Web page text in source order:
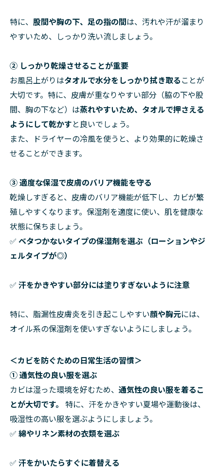
特に、 股間や胸の下、足の指の間は、汚れや汗が溜まり
やすいため、しっかり洗い流しましょう。
② しっかり乾燥させることが重要
お風呂上がりはタオルで水分をしっかり拭き取ることが
大切です。特に、皮膚が重なりやすい部分（脇の下や股
間、胸の下など）は蒸れやすいため、タオルで押さえる
ようにして乾かすと良いでしょう。
また、ドライヤーの冷風を使うと、より効果的に乾燥さ
せることができます。
③ 適度な保湿で皮膚のバリア機能を守る
乾燥しすぎると、皮膚のバリア機能が低下し、カビが繁
殖しやすくなります。保湿剤を適度に使い、肌を健康な
状態に保ちましょう。
✅ ベタつかないタイプの保湿剤を選ぶ（ローションやジ
ェルタイプが◎）
✅ 汗をかきやすい部分には塗りすぎないように注意
特に、脂漏性皮膚炎を引き起こしやすい顔や胸元には、
オイル系の保湿剤を使いすぎないようにしましょう。
＜カビを防ぐための日常生活の習慣＞
① 通気性の良い服を選ぶ
カビは湿った環境を好むため、 通気性の良い服を着るこ
とが大切です。
特に、汗をかきやすい夏場や運動後は、
吸湿性の高い服を選ぶようにしましょう。
✅ 綿やリネン素材の衣類を選ぶ
✅ 汗をかいたらすぐに着替える